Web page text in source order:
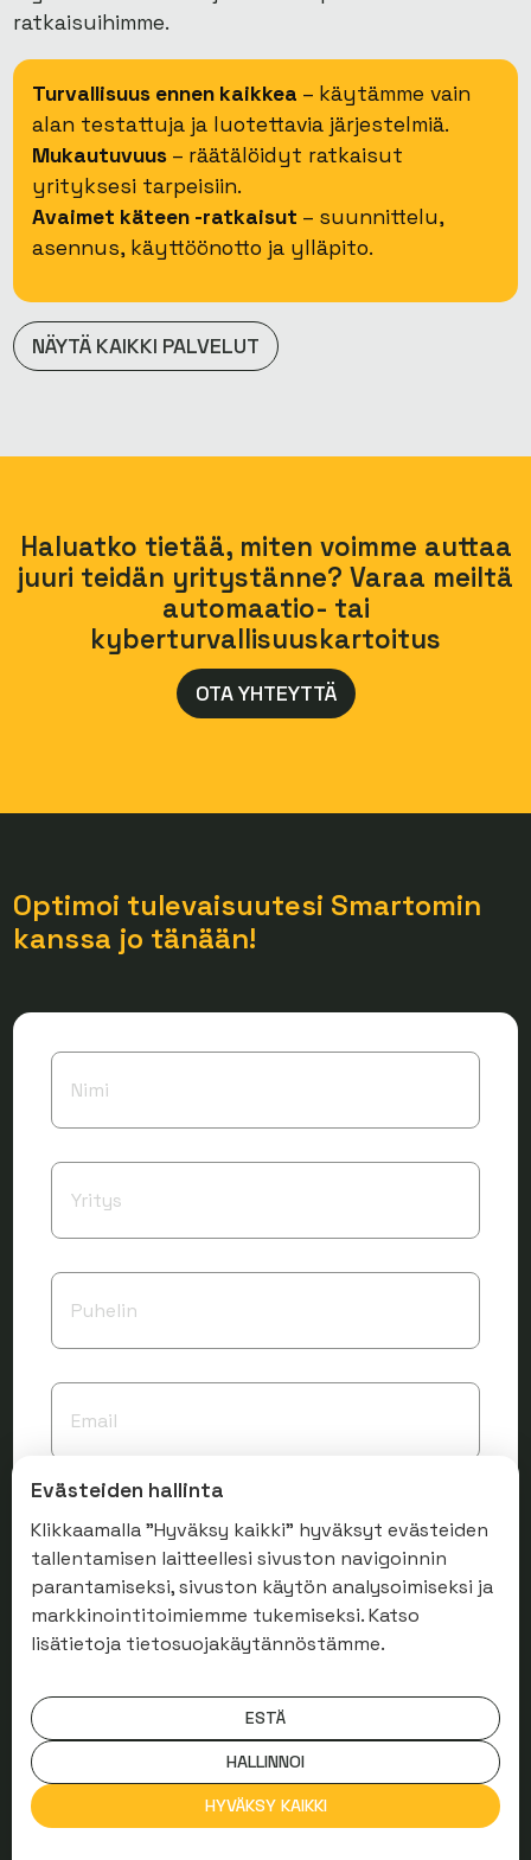
ratkaisuihimme.
Turvallisuus ennen kaikkea – käytämme vain
alan testattuja ja luotettavia järjestelmiä.
Mukautuvuus – räätälöidyt ratkaisut
yrityksesi tarpeisiin.
Avaimet käteen -ratkaisut – suunnittelu,
asennus, käyttöönotto ja ylläpito.
NÄYTÄ KAIKKI PALVELUT
Haluatko tietää, miten voimme auttaa
juuri teidän yritystänne? Varaa meiltä
automaatio- tai
kyberturvallisuuskartoitus
OTA YHTEYTTÄ
Optimoi tulevaisuutesi Smartomin
kanssa jo tänään!
Evästeiden hallinta
Klikkaamalla "Hyväksy kaikki" hyväksyt evästeiden
tallentamisen laitteellesi sivuston navigoinnin
parantamiseksi, sivuston käytön analysoimiseksi ja
markkinointitoimiemme tukemiseksi. Katso
lisätietoja tietosuojakäytännöstämme.
ESTÄ
HALLINNOI
HYVÄKSY KAIKKI